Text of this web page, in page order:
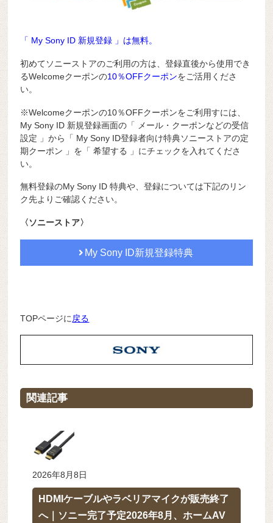
「 My Sony ID 新規登録 」は無料。
初めてソニーストアのご利用の方は、登録直後から使用でき
るWelcomeクーポンの10％OFFクーポンをご活用くださ
い。
※Welcomeクーポンの10％OFFクーポンをご利用すには、
My Sony ID 新規登録画面の「 メール・クーポンなどの受信
設定 」から「 My Sony ID登録者向け特典ソニーストアの定
期クーポン 」を「 希望する 」にチェックを入れてくださ
い。
無料登録のMy Sony ID 特典や、登録については下記のリン
ク先よりご確認ください。
〈ソニーストア〉
My Sony ID新規登録特典
TOPページに 戻る
関連記事
2026年8月8日
HDMIケーブルやラベリアマイクが販売終了
へ｜ソニー完了予定2026年8月、ホームAV